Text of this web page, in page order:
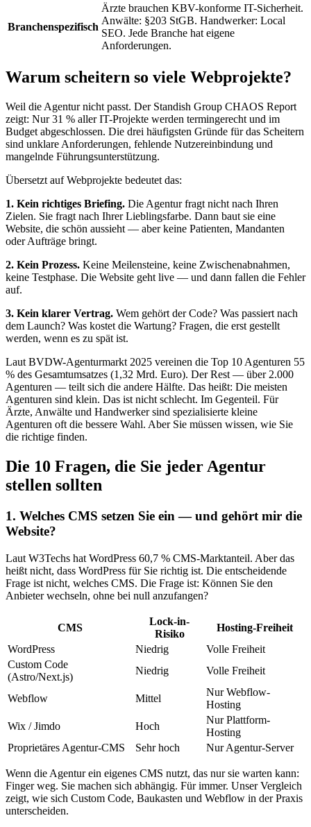
Branchenspezifisch
Ärzte brauchen KBV-konforme IT-Sicherheit.
Anwälte: §203 StGB. Handwerker: Local
SEO. Jede Branche hat eigene
Anforderungen.
Warum scheitern so viele Webprojekte?
Weil die Agentur nicht passt. Der Standish Group CHAOS Report
zeigt: Nur 31 % aller IT-Projekte werden termingerecht und im
Budget abgeschlossen. Die drei häufigsten Gründe für das Scheitern
sind unklare Anforderungen, fehlende Nutzereinbindung und
mangelnde Führungsunterstützung.
Übersetzt auf Webprojekte bedeutet das:
1. Kein richtiges Briefing. Die Agentur fragt nicht nach Ihren
Zielen. Sie fragt nach Ihrer Lieblingsfarbe. Dann baut sie eine
Website, die schön aussieht — aber keine Patienten, Mandanten
oder Aufträge bringt.
2. Kein Prozess. Keine Meilensteine, keine Zwischenabnahmen,
keine Testphase. Die Website geht live — und dann fallen die Fehler
auf.
3. Kein klarer Vertrag. Wem gehört der Code? Was passiert nach
dem Launch? Was kostet die Wartung? Fragen, die erst gestellt
werden, wenn es zu spät ist.
Laut BVDW-Agenturmarkt 2025 vereinen die Top 10 Agenturen 55
% des Gesamtumsatzes (1,32 Mrd. Euro). Der Rest — über 2.000
Agenturen — teilt sich die andere Hälfte. Das heißt: Die meisten
Agenturen sind klein. Das ist nicht schlecht. Im Gegenteil. Für
Ärzte, Anwälte und Handwerker sind spezialisierte kleine
Agenturen oft die bessere Wahl. Aber Sie müssen wissen, wie Sie
die richtige finden.
Die 10 Fragen, die Sie jeder Agentur
stellen sollten
1. Welches CMS setzen Sie ein — und gehört mir die
Website?
Laut W3Techs hat WordPress 60,7 % CMS-Marktanteil. Aber das
heißt nicht, dass WordPress für Sie richtig ist. Die entscheidende
Frage ist nicht, welches CMS. Die Frage ist: Können Sie den
Anbieter wechseln, ohne bei null anzufangen?
CMS
Lock-in-
Risiko
Hosting-Freiheit
WordPress
Niedrig
Volle Freiheit
Custom Code
(Astro/Next.js)
Niedrig Volle Freiheit
Webflow Mittel
Nur Webflow-
Hosting
Wix / Jimdo
Hoch
Nur Plattform-
Hosting
Proprietäres Agentur-CMS
Sehr hoch Nur Agentur-Server
Wenn die Agentur ein eigenes CMS nutzt, das nur sie warten kann:
Finger weg. Sie machen sich abhängig. Für immer. Unser Vergleich
zeigt, wie sich Custom Code, Baukasten und Webflow in der Praxis
unterscheiden.